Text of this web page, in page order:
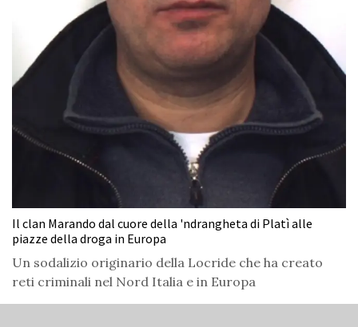
Il clan Marando dal cuore della 'ndrangheta di Platì alle
piazze della droga in Europa
Un sodalizio originario della Locride che ha creato
reti criminali nel Nord Italia e in Europa